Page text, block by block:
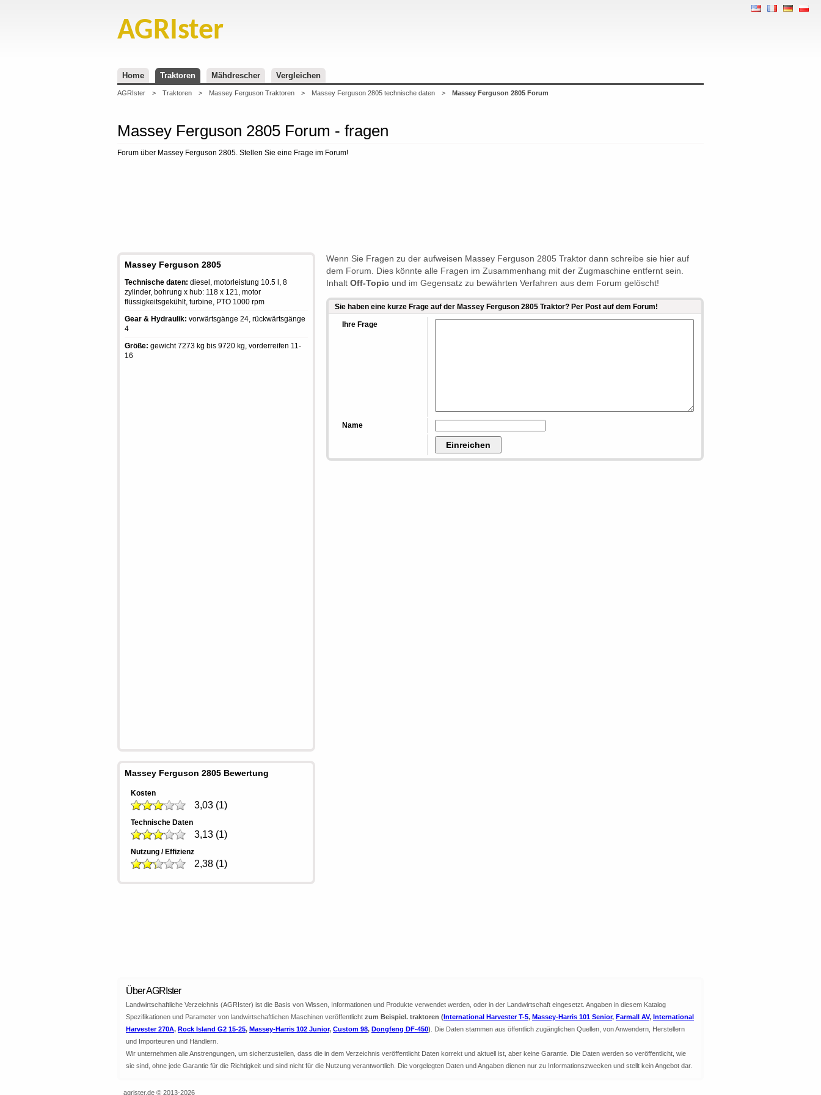
AGRIster
Home Traktoren Mähdrescher Vergleichen
AGRIster > Traktoren > Massey Ferguson Traktoren > Massey Ferguson 2805 technische daten > Massey Ferguson 2805 Forum
Massey Ferguson 2805 Forum - fragen
Forum über Massey Ferguson 2805. Stellen Sie eine Frage im Forum!
Massey Ferguson 2805
Technische daten: diesel, motorleistung 10.5 l, 8
zylinder, bohrung x hub: 118 x 121, motor
flüssigkeitsgekühlt, turbine, PTO 1000 rpm
Gear & Hydraulik: vorwärtsgänge 24, rückwärtsgänge
4
Größe: gewicht 7273 kg bis 9720 kg, vorderreifen 11-
16
Massey Ferguson 2805 Bewertung
Kosten
3,03 (1)
Technische Daten
3,13 (1)
Nutzung / Effizienz
2,38 (1)
Wenn Sie Fragen zu der aufweisen Massey Ferguson 2805 Traktor dann schreibe sie hier auf
dem Forum. Dies könnte alle Fragen im Zusammenhang mit der Zugmaschine entfernt sein.
Inhalt Off-Topic und im Gegensatz zu bewährten Verfahren aus dem Forum gelöscht!
Sie haben eine kurze Frage auf der Massey Ferguson 2805 Traktor? Per Post auf dem Forum!
Ihre Frage
Name
Über AGRIster
Landwirtschaftliche Verzeichnis (AGRIster) ist die Basis von Wissen, Informationen und Produkte verwendet werden, oder in der Landwirtschaft eingesetzt. Angaben in diesem Katalog
Spezifikationen und Parameter von landwirtschaftlichen Maschinen veröffentlicht zum Beispiel. traktoren (International Harvester T-5, Massey-Harris 101 Senior, Farmall AV, International
Harvester 270A, Rock Island G2 15-25, Massey-Harris 102 Junior, Custom 98, Dongfeng DF-450) . Die Daten stammen aus öffentlich zugänglichen Quellen, von Anwendern, Herstellern
und Importeuren und Händlern.
Wir unternehmen alle Anstrengungen, um sicherzustellen, dass die in dem Verzeichnis veröffentlicht Daten korrekt und aktuell ist, aber keine Garantie. Die Daten werden so veröffentlicht, wie
sie sind, ohne jede Garantie für die Richtigkeit und sind nicht für die Nutzung verantwortlich. Die vorgelegten Daten und Angaben dienen nur zu Informationszwecken und stellt kein Angebot dar.
agrister.de © 2013-2026